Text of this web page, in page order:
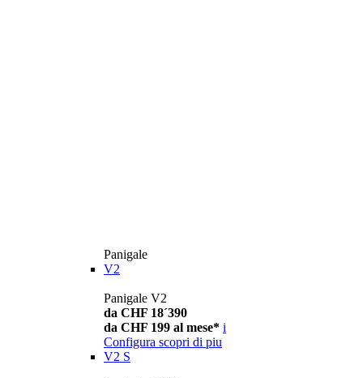
Panigale
V2
Panigale V2
da CHF 18´390
da CHF 199 al mese* i
Configura scopri di piu
V2 S